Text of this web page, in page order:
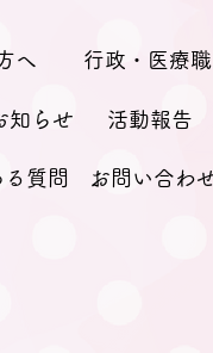
へ 行政・医療
知らせ 活動報告
る質問 お問い合わ